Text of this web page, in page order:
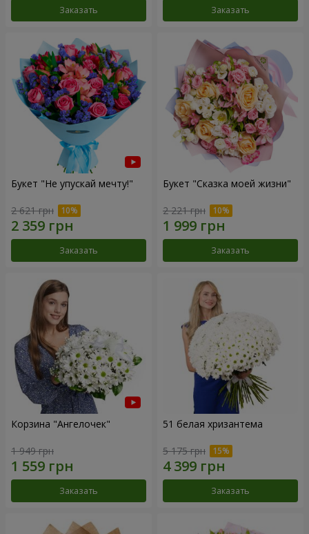
Заказать Заказать
Букет "Не упускай мечту!"
2 621 грн
Заказать
Букет "Сказка моей жизни"
2 221 грн
Заказать
Корзина "Ангелочек"
1 949 грн
Заказать
51 белая хризантема
5 175 грн
Заказать